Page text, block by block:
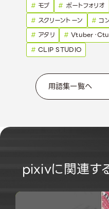
# モブ # ポートフォリオ
# スクリーントーン # コ
# アタリ # Vtuber・
# CLIP STUDIO
用語集一覧へ
pixivに関連す